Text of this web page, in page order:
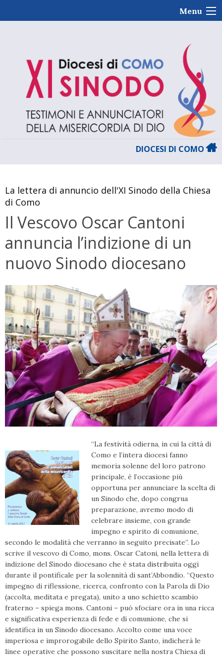
Menu
DIOCESI DI COMO
La lettera di annuncio dell'XI Sinodo della Chiesa
di Como
Il Vescovo Oscar Cantoni
annuncia l’indizione di un
nuovo Sinodo diocesano
“La festività odierna, in cui la città di
Como e l’intera diocesi fanno
memoria solenne del loro patrono
principale, è l’occasione più
opportuna per annunciare la scelta di
un Sinodo che, dopo congrua
preparazione, avremo modo di
celebrare insieme, con grande
impegno e spirito di comunione,
secondo le modalità che verranno in seguito precisate”. Lo
scrive il vescovo di Como, mons. Oscar Catoni, nella lettera di
indizione del Sinodo diocesano che è stata distribuita oggi
durante il pontificale per la solennità di sant’Abbondio. “Questo
impegno di riflessione, ricerca, confronto con la Parola di Dio
(accolta, meditata e pregata), unito a uno schietto scambio
fraterno – spiega mons. Cantoni – può sfociare ora in una ricca
e significativa esperienza di fede e di comunione, che si
identifica in un Sinodo diocesano. Accolto come una voce
imperiosa e improrogabile dello Spirito Santo, indicherà le
linee operative che possono suscitare nella nostra Chiesa di